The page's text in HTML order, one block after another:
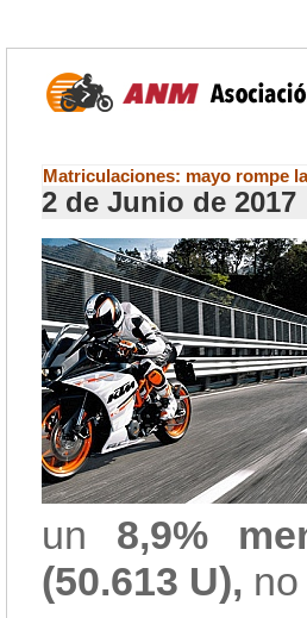
Matriculaciones: mayo rompe
2 de Junio de 2017
un 8,9%
(50.613 U),